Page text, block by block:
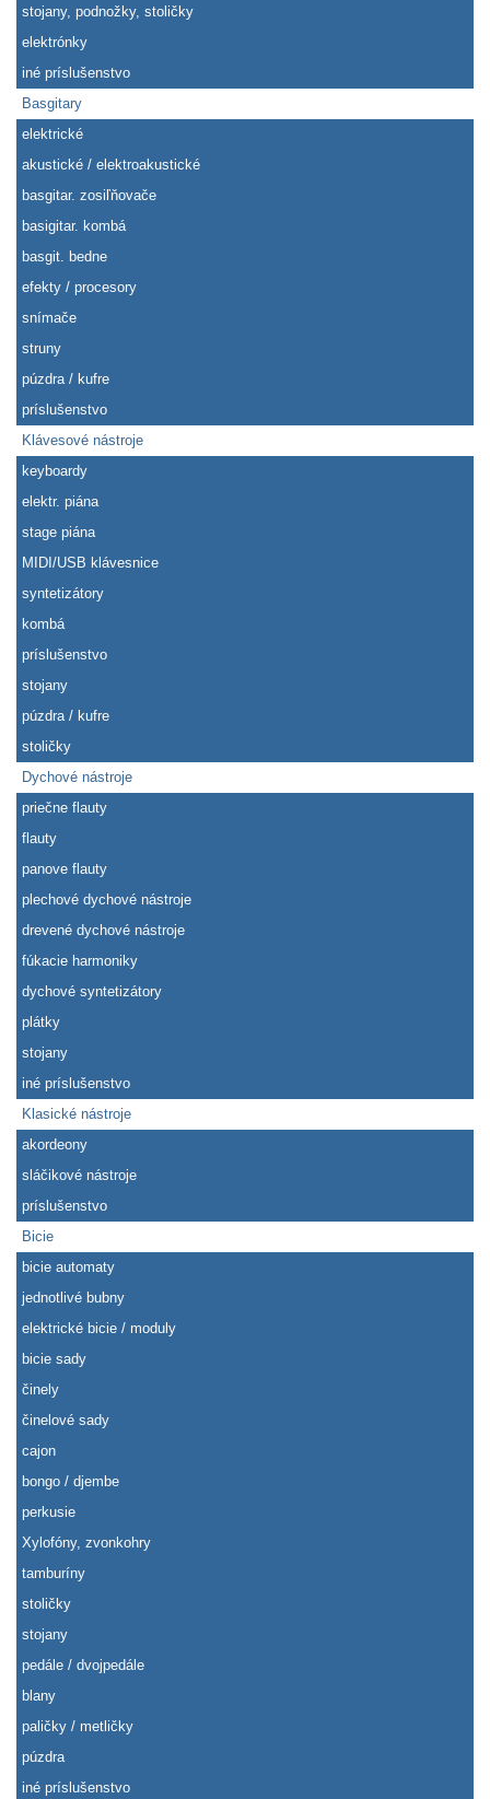
stojany, podnožky, stoličky
elektrónky
iné príslušenstvo
Basgitary
elektrické
akustické / elektroakustické
basgitar. zosiľňovače
basigitar. kombá
basgit. bedne
efekty / procesory
snímače
struny
púzdra / kufre
príslušenstvo
Klávesové nástroje
keyboardy
elektr. piána
stage piána
MIDI/USB klávesnice
syntetizátory
kombá
príslušenstvo
stojany
púzdra / kufre
stoličky
Dychové nástroje
priečne flauty
flauty
panove flauty
plechové dychové nástroje
drevené dychové nástroje
fúkacie harmoniky
dychové syntetizátory
plátky
stojany
iné príslušenstvo
Klasické nástroje
akordeony
sláčikové nástroje
príslušenstvo
Bicie
bicie automaty
jednotlivé bubny
elektrické bicie / moduly
bicie sady
činely
činelové sady
cajon
bongo / djembe
perkusie
Xylofóny, zvonkohry
tamburíny
stoličky
stojany
pedále / dvojpedále
blany
paličky / metličky
púzdra
iné príslušenstvo